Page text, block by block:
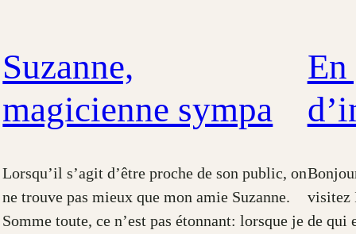
Suzanne,
magicienne sympa
Lorsqu’il s’agit d’être proche de son public, on
ne trouve pas mieux que mon amie Suzanne.
Somme toute, ce n’est pas étonnant: lorsque je
En
visitez
de qui